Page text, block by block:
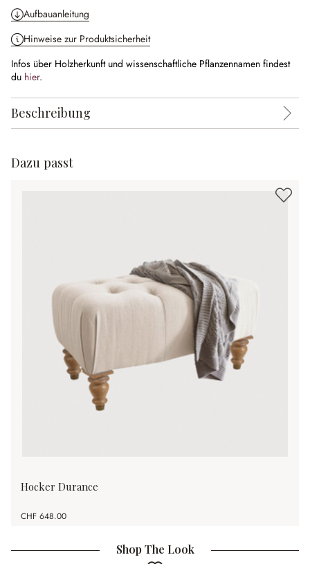
Aufbauanleitung
Hinweise zur Produktsicherheit
Infos über Holzherkunft und wissenschaftliche Pflanzennamen findest
du hier.
Beschreibung
Dazu passt
Hocker Durance
CHF 648.00
Shop The Look